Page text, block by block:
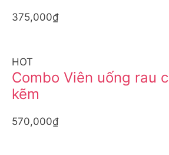
375,000₫
HOT
Combo Viên uống rau
kẽm
570,000₫